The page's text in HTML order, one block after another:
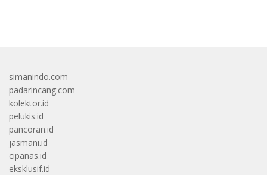
simanindo.com
padarincang.com
kolektor.id
pelukis.id
pancoran.id
jasmani.id
cipanas.id
eksklusif.id